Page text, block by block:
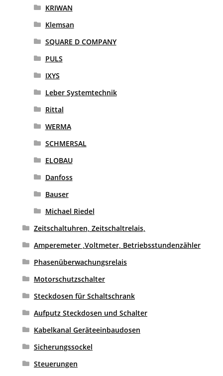
KRIWAN
Klemsan
SQUARE D COMPANY
PULS
IXYS
Leber Systemtechnik
Rittal
WERMA
SCHMERSAL
ELOBAU
Danfoss
Bauser
Michael Riedel
Zeitschaltuhren, Zeitschaltrelais,
Amperemeter ,Voltmeter, Betriebsstundenzähler
Phasenüberwachungsrelais
Motorschutzschalter
Steckdosen für Schaltschrank
Aufputz Steckdosen und Schalter
Kabelkanal Geräteeinbaudosen
Sicherungssockel
Steuerungen